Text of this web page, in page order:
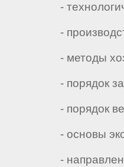
-
-
- методы
- порядок
- порядок
- основы
-